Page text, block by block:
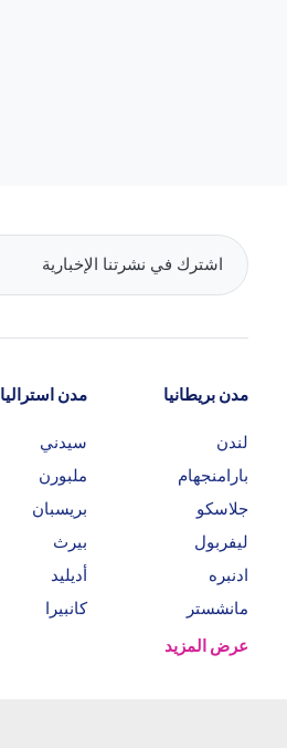
مدن بريطانيا
لندن
بارامنجهام
جلاسكو
ليفربول
ادنبره
مانشستر
عرض المزيد
مدن استراليا
سيدني
ملبورن
بريسبان
بيرث
أديليد
كانبيرا